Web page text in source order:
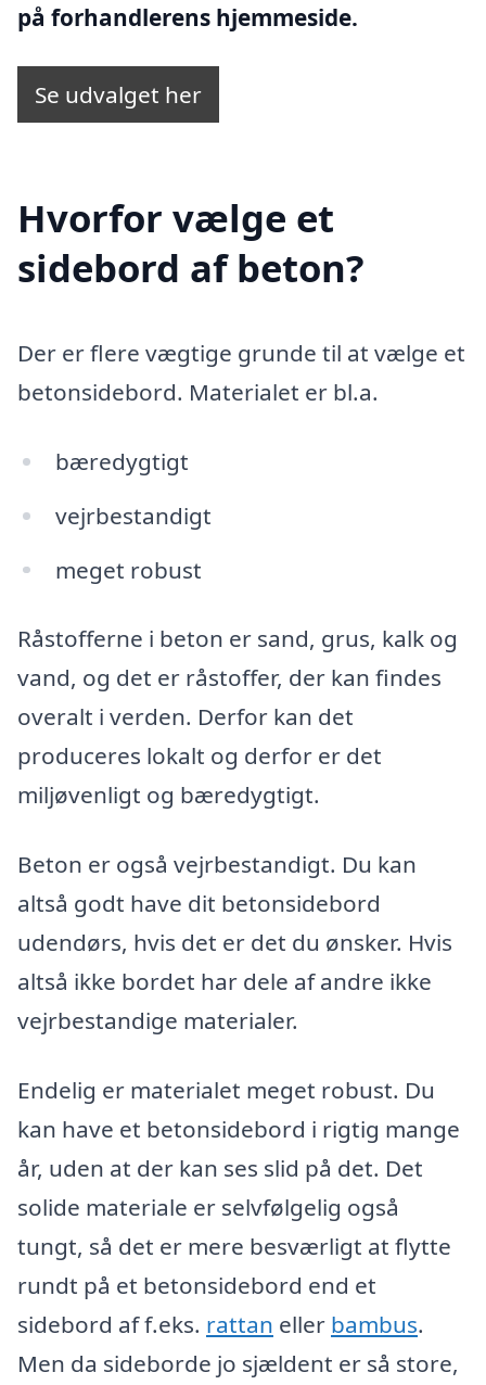
på forhandlerens hjemmeside.
Se udvalget her
Hvorfor vælge et
sidebord af beton?
Der er flere vægtige grunde til at vælge et
betonsidebord. Materialet er bl.a.
bæredygtigt
vejrbestandigt
meget robust
Råstofferne i beton er sand, grus, kalk og
vand, og det er råstoffer, der kan findes
overalt i verden. Derfor kan det
produceres lokalt og derfor er det
miljøvenligt og bæredygtigt.
Beton er også vejrbestandigt. Du kan
altså godt have dit betonsidebord
udendørs, hvis det er det du ønsker. Hvis
altså ikke bordet har dele af andre ikke
vejrbestandige materialer.
Endelig er materialet meget robust. Du
kan have et betonsidebord i rigtig mange
år, uden at der kan ses slid på det. Det
solide materiale er selvfølgelig også
tungt, så det er mere besværligt at flytte
rundt på et betonsidebord end et
sidebord af f.eks. rattan eller bambus.
Men da sideborde jo sjældent er så store,